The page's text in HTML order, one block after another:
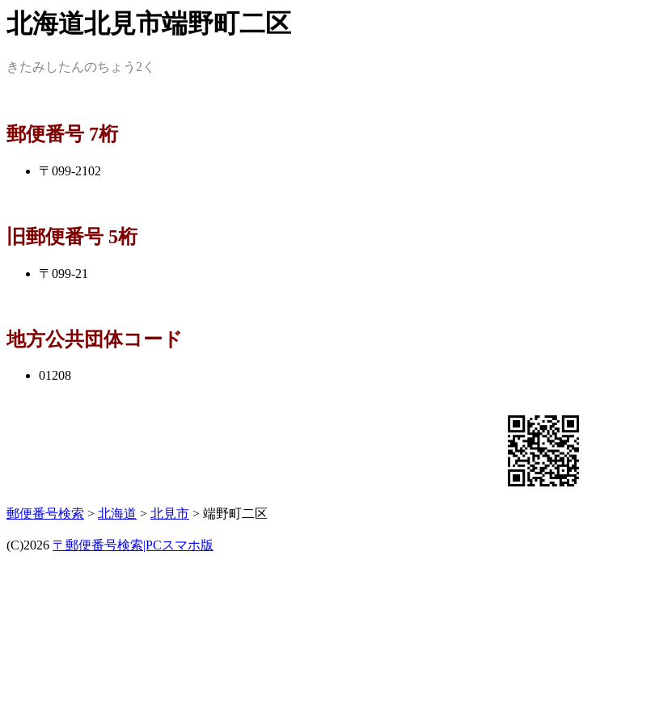
北海道北見市端野町二区
きたみしたんのちょう2く
郵便番号 7桁
〒099-2102
旧郵便番号 5桁
〒099-21
地方公共団体コード
01208
郵便番号検索 > 北海道 > 北見市 > 端野町二区
(C)2026 〒郵便番号検索|PCスマホ版